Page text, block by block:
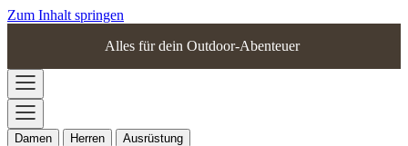
Zum Inhalt springen
Alles für dein Outdoor-Abenteuer
Damen Herren Ausrüstung